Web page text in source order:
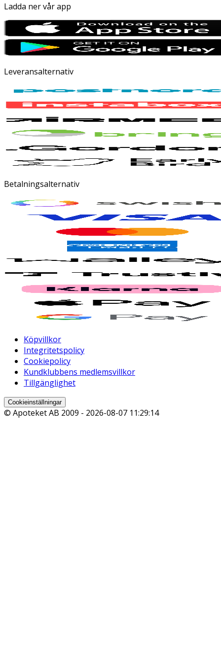
Ladda ner vår app
Leveransalternativ
Betalningsalternativ
Köpvillkor
Integritetspolicy
Cookiepolicy
Kundklubbens medlemsvillkor
Tillgänglighet
Cookieinställningar
© Apoteket AB 2009 - 2026-08-07 11:29:14